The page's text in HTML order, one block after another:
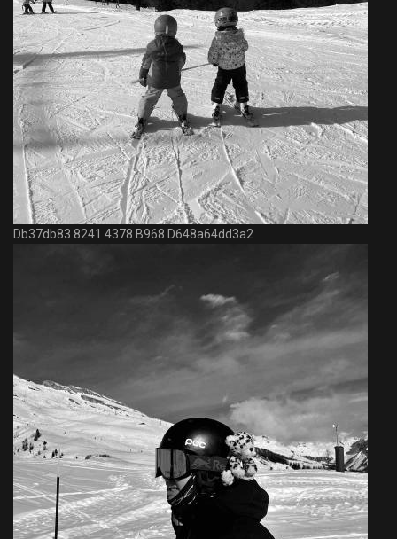
Db37db83 8241 4378 B968 D648a64dd3a2